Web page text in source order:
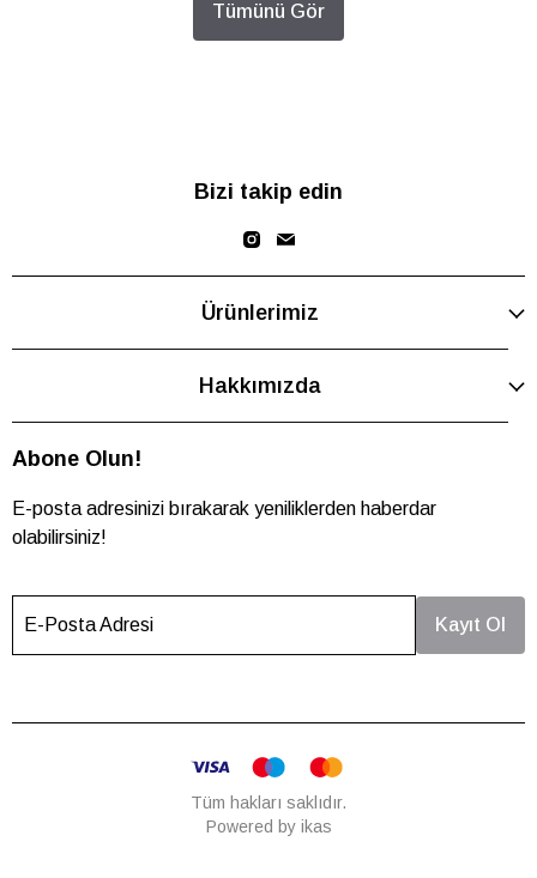
Tümünü Gör
Bizi takip edin
Ürünlerimiz
Hakkımızda
Abone Olun!
E-posta adresinizi bırakarak yeniliklerden haberdar
olabilirsiniz!
E-Posta Adresi Kayıt Ol
Tüm hakları saklıdır.
Powered by ikas